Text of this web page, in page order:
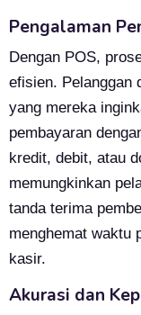
Pengalaman
Dengan POS,
efisien. Pelanggan
yang mereka
pembayaran
kredit, debit, atau
memungkinkan
tanda terima
menghemat waktu
kasir.
Akurasi dan